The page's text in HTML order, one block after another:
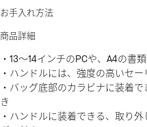
お手入れ方法
商品詳細
・13～14インチのPCや、A4の書
・ハンドルには、強度の高いセ
・バッグ底部のカラビナに装着
き
・ハンドルに装着できる、取り